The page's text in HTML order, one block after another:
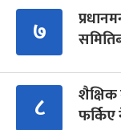
७
८
शैक्षिक
फर्किए